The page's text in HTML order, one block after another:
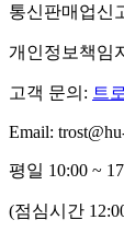
통신판매업신
개인정보책임
고객 문의: 트
Email:
평일 10:00 ~
(점심시간